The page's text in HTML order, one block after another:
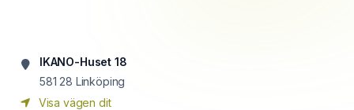
IKANO-Huset 18
581 28 Linköping
Visa vägen dit